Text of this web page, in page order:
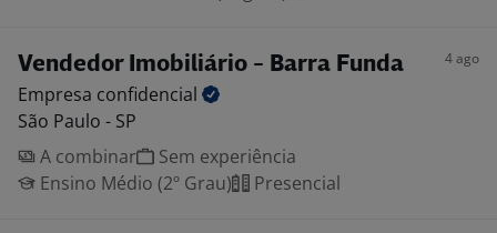
Vendedor Imobiliário - Barra Funda 4 ago
Empresa confidencial
São Paulo - SP
A combinar
Sem experiência
Ensino Médio (2º Grau)
Presencial